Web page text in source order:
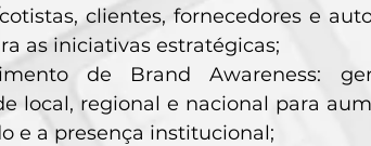
clientes, fornecedores e
as iniciativas estratégicas;
de Brand Awareness:
local, regional e nacional para
e a presença institucional;